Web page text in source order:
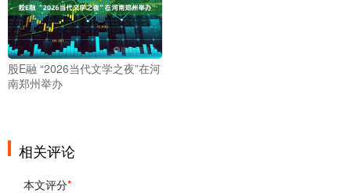
股E融 “2026当代文学之夜”在河
南郑州举办
相关评论
本文评分*